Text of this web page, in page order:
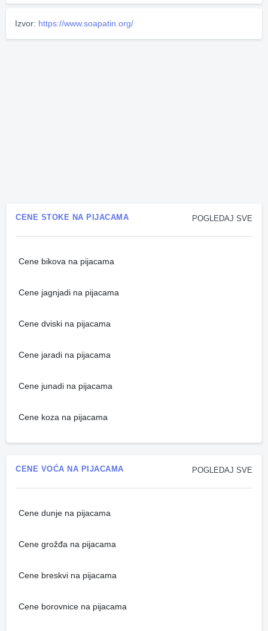
Izvor: https://www.soapatin.org/
POGLEDAJ SVE
CENE STOKE NA PIJACAMA
Cene bikova na pijacama
Cene jagnjadi na pijacama
Cene dviski na pijacama
Cene jaradi na pijacama
Cene junadi na pijacama
Cene koza na pijacama
POGLEDAJ SVE
CENE VOĆA NA PIJACAMA
Cene dunje na pijacama
Cene grožđa na pijacama
Cene breskvi na pijacama
Cene borovnice na pijacama